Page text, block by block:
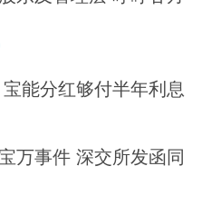
能分红够付半年利息
万事件 深交所发函同